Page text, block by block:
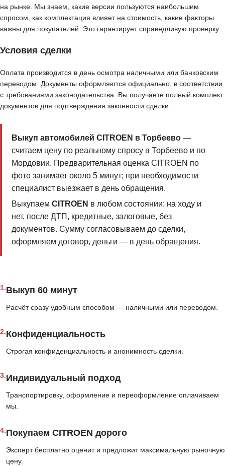
на рынке. Мы знаем, какие версии пользуются наибольшим
спросом, как комплектация влияет на стоимость, какие факторы
важны для покупателей. Это гарантирует справедливую проверку.
Условия сделки
Оплата производится в день осмотра наличными или банковским
переводом. Документы оформляются официально, в соответствии
с требованиями законодательства. Вы получаете полный комплект
документов для подтверждения законности сделки.
Выкуп автомобилей CITROEN в Торбеево—
считаем цену по реальному спросу в Торбеево и по
Мордовии. Предварительная оценка CITROEN по
фото занимает около 5 минут; при необходимости
специалист выезжает в день обращения.
Выкупаем CITROEN в любом состоянии: на ходу и
нет, после ДТП, кредитные, залоговые, без
документов. Сумму согласовываем до сделки,
оформляем договор, деньги — в день обращения.
1.Выкуп 60 минут
Расчёт сразу удобным способом — наличными или переводом.
2.Конфиденциальность
Строгая конфиденциальность и анонимность сделки.
3.Индивидуальный подход
Транспортировку, оформление и переоформление оплачиваем
мы.
4.Покупаем CITROEN дорого
Эксперт бесплатно оценит и предложит максимальную рыночную
цену.